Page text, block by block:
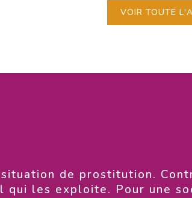
VOIR TOUTE
de prostitution.
qui les exploite. Pour une